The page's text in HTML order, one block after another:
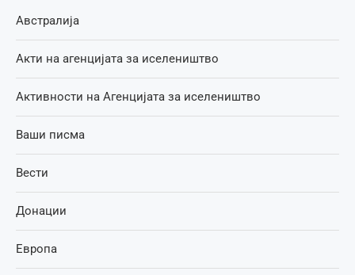
Австралија
Акти на агенцијата за иселеништво
Активности на Агенцијата за иселеништво
Ваши писма
Вести
Донации
Европа